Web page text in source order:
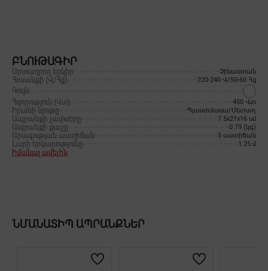
ԲՆՈՒԹԱԳԻՐ
Արտադրող երկիր Չինաստան
Հոսանքի (Վ/Հց) 220-240 Վ/50-60 Հց
Գույն
Հզորություն (Վտ)
450 Վտ
Իրանի նյութը Պլաստմասա/Մետաղ
Ապրանքի չափսերը 7.5x21x16 սմ
Ապրանքի քաշը 0.79 (կգ)
Արագության աստիճան 5 աստիճան
Լարի երկարությունը 1.25 մ
Իմանալ ավելին
ՆՄԱՆԱՏԻՊ ԱՊՐԱՆՔՆԵՐ